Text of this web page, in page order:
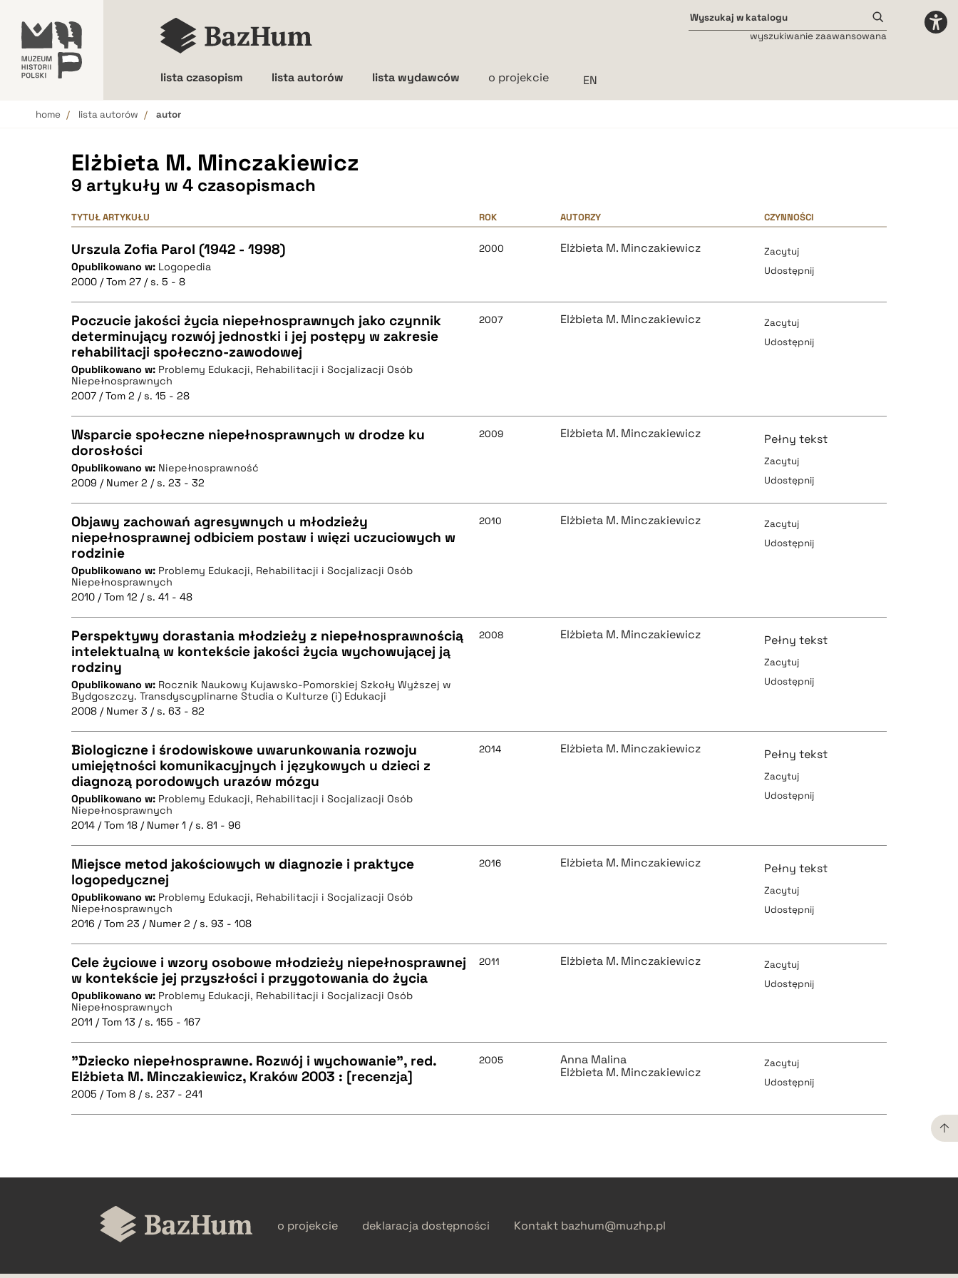
lista czasopism lista autorów lista wydawców o projekcie
wyszukiwanie zaawansowana
home lista autorów autor
Elżbieta M. Minczakiewicz
9 artykuły w 4 czasopismach
TYTUŁ ARTYKUŁU ROK AUTORZY CZYNNOŚCI
Urszula Zofia Parol (1942 - 1998)
Opublikowano w: Logopedia
2000 / Tom 27 / s. 5 - 8
2000 Elżbieta M. Minczakiewicz
Zacytuj
Udostępnij
CZYSTY TEKST
BIBTEX
pobierz cytat
Poczucie jakości życia niepełnosprawnych jako czynnik
determinujący rozwój jednostki i jej postępy w zakresie
rehabilitacji społeczno-zawodowej
Opublikowano w: Problemy Edukacji, Rehabilitacji i Socjalizacji Osób
Niepełnosprawnych
2007 / Tom 2 / s. 15 - 28
2007 Elżbieta M. Minczakiewicz
Zacytuj
Udostępnij
CZYSTY TEKST
pobierz cytat
BIBTEX
Wsparcie społeczne niepełnosprawnych w drodze ku
dorosłości
Opublikowano w: Niepełnosprawność
2009 / Numer 2 / s. 23 - 32
2009 Elżbieta M. Minczakiewicz Pełny tekst
Zacytuj
Udostępnij
BIBTEX
pobierz cytat
Objawy zachowań agresywnych u młodzieży
niepełnosprawnej odbiciem postaw i więzi uczuciowych w
rodzinie
Opublikowano w: Problemy Edukacji, Rehabilitacji i Socjalizacji Osób
Niepełnosprawnych
2010 / Tom 12 / s. 41 - 48
2010 Elżbieta M. Minczakiewicz
Zacytuj
Udostępnij
BIBTEX
pobierz cytat
Perspektywy dorastania młodzieży z niepełnosprawnością
intelektualną w kontekście jakości życia wychowującej ją
rodziny
Opublikowano w: Rocznik Naukowy Kujawsko-Pomorskiej Szkoły Wyższej w
Bydgoszczy. Transdyscyplinarne Studia o Kulturze (i) Edukacji
2008 / Numer 3 / s. 63 - 82
2008 Elżbieta M. Minczakiewicz Pełny tekst
Zacytuj
Udostępnij
CZYSTY TEKST
BIBTEX
pobierz cytat
Biologiczne i środowiskowe uwarunkowania rozwoju
umiejętności komunikacyjnych i językowych u dzieci z
diagnozą porodowych urazów mózgu
Opublikowano w: Problemy Edukacji, Rehabilitacji i Socjalizacji Osób
Niepełnosprawnych
2014 / Tom 18 / Numer 1 / s. 81 - 96
2014 Elżbieta M. Minczakiewicz Pełny tekst
Zacytuj
Udostępnij
CZYSTY TEKST
BIBTEX
Miejsce metod jakościowych w diagnozie i praktyce
logopedycznej
Opublikowano w: Problemy Edukacji, Rehabilitacji i Socjalizacji Osób
Niepełnosprawnych
2016 / Tom 23 / Numer 2 / s. 93 - 108
2016 Elżbieta M. Minczakiewicz Pełny tekst
Zacytuj
Udostępnij
CZYSTY TEKST
BIBTEX
Cele życiowe i wzory osobowe młodzieży niepełnosprawnej
w kontekście jej przyszłości i przygotowania do życia
Opublikowano w: Problemy Edukacji, Rehabilitacji i Socjalizacji Osób
Niepełnosprawnych
2011 / Tom 13 / s. 155 - 167
2011 Elżbieta M. Minczakiewicz
Zacytuj
Udostępnij
CZYSTY TEKST
BIBTEX
"Dziecko niepełnosprawne. Rozwój i wychowanie", red.
Elżbieta M. Minczakiewicz, Kraków 2003 : [recenzja]
2005 / Tom 8 / s. 237 - 241
2005
Anna Malina
Elżbieta M. Minczakiewicz
Zacytuj
Udostępnij
o projekcie deklaracja dostępności Kontakt bazhum@muzhp.pl